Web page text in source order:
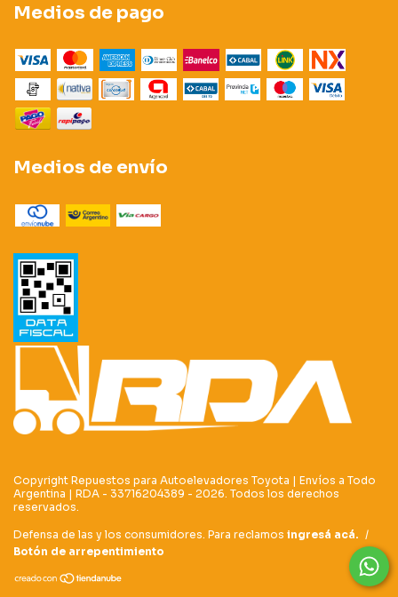
Medios de pago
Medios de envío
Copyright Repuestos para Autoelevadores Toyota | Envíos a Todo
Argentina | RDA - 33716204389 - 2026. Todos los derechos
reservados.
Defensa de las y los consumidores. Para reclamos ingresá acá. /
Botón de arrepentimiento